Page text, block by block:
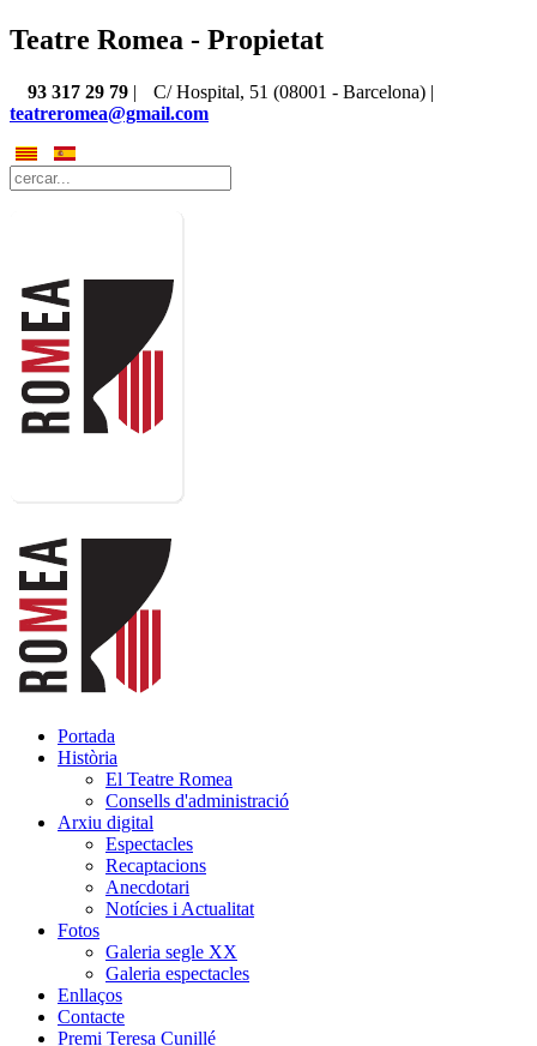
Teatre Romea - Propietat
93 317 29 79 |
C/ Hospital, 51 (08001 - Barcelona) |
teatreromea@gmail.com
Portada
Història
El Teatre Romea
Consells d'administració
Arxiu digital
Espectacles
Recaptacions
Anecdotari
Notícies i Actualitat
Fotos
Galeria segle XX
Galeria espectacles
Enllaços
Contacte
Premi Teresa Cunillé